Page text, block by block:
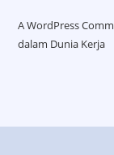
A WordPress
dalam Dunia Kerja